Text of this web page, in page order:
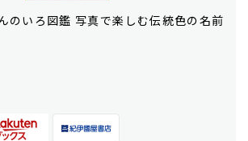
のいろ図鑑 写真で楽しむ伝統色の名前